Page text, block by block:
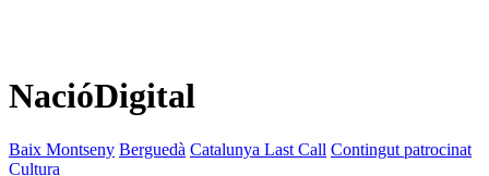
NacióDigital
Baix Montseny Berguedà Catalunya Last Call Contingut patrocinat
Cultura